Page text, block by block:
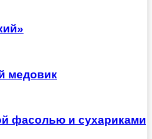
медовик
фасолью и сухариками